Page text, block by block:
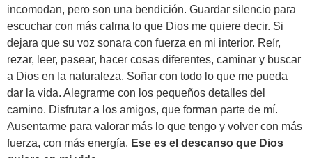
incomodan, pero son una bendición. Guardar silencio para
escuchar con más calma lo que Dios me quiere decir. Si
dejara que su voz sonara con fuerza en mi interior. Reír,
rezar, leer, pasear, hacer cosas diferentes, caminar y buscar
a Dios en la naturaleza. Soñar con todo lo que me pueda
dar la vida. Alegrarme con los pequeños detalles del
camino. Disfrutar a los amigos, que forman parte de mí.
Ausentarme para valorar más lo que tengo y volver con más
fuerza, con más energía. Ese es el descanso que Dios